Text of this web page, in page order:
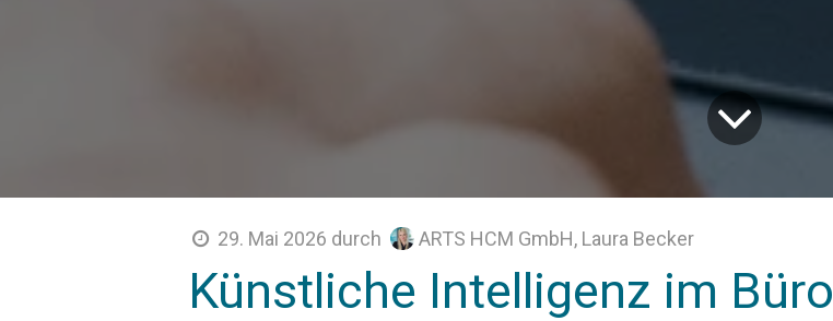
29. Mai 2026 durch ARTS HCM GmbH, Laura Becker
Künstliche Intelligenz im Büro